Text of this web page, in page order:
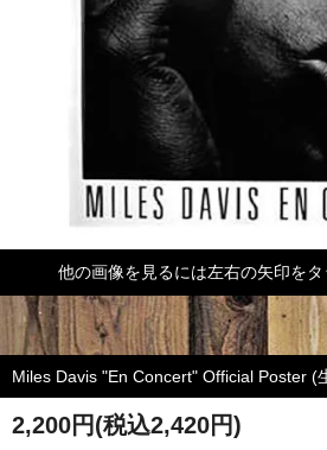
他の画像を見るには左右の矢印をタ
Miles Davis "En Concert" Official Poster (
2,200円(税込2,420円)